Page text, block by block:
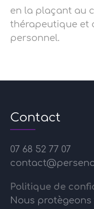
en la plaçant au
thérapeutique et
personnel.
Contact
07 68 52 77 07
Politique de
Nous